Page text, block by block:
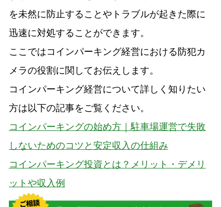
を未然に防止することやトラブルが起きた際に
迅速に対処することができます。
ここではコインパーキング経営における防犯カ
メラの役割に関してお伝えします。
コインパーキング経営について詳しく知りたい
方は以下の記事をご覧ください。
コインパーキングの始め方｜駐車場運営で失敗
しないためのコツと安定収入の仕組み
コインパーキング投資とは？メリット・デメリ
ットや収入例